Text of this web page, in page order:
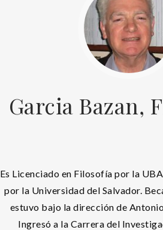
Garcia Bazan,
Es Licenciado en Filosofía por la
por la Universidad del Salvador.
estuvo bajo la dirección de
Ingresó a la Carrera del